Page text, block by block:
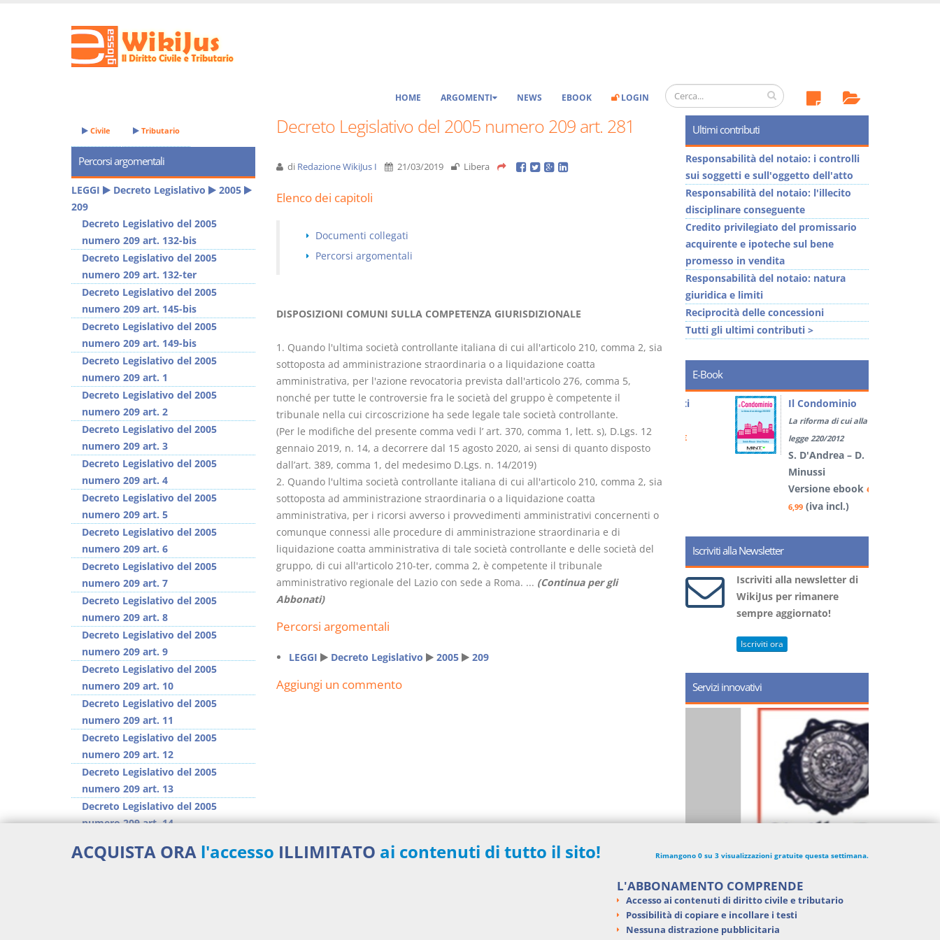
HOME ARGOMENTI NEWS EBOOK LOGIN
Decreto Legislativo del 2005 numero 209 art. 281
di Redazione WikiJus I 21/03/2019 Libera
Elenco dei capitoli
Documenti collegati
Percorsi argomentali
DISPOSIZIONI COMUNI SULLA COMPETENZA GIURISDIZIONALE
1. Quando l'ultima società controllante italiana di cui all'articolo 210, comma 2, sia
sottoposta ad amministrazione straordinaria o a liquidazione coatta
amministrativa, per l'azione revocatoria prevista dall'articolo 276, comma 5,
nonché per tutte le controversie fra le società del gruppo è competente il
tribunale nella cui circoscrizione ha sede legale tale società controllante.
(Per le modifiche del presente comma vedi l’ art. 370, comma 1, lett. s), D.Lgs. 12
gennaio 2019, n. 14, a decorrere dal 15 agosto 2020, ai sensi di quanto disposto
dall’art. 389, comma 1, del medesimo D.Lgs. n. 14/2019)
2. Quando l'ultima società controllante italiana di cui all'articolo 210, comma 2, sia
sottoposta ad amministrazione straordinaria o a liquidazione coatta
amministrativa, per i ricorsi avverso i provvedimenti amministrativi concernenti o
comunque connessi alle procedure di amministrazione straordinaria e di
liquidazione coatta amministrativa di tale società controllante e delle società del
gruppo, di cui all'articolo 210-ter, comma 2, è competente il tribunale
amministrativo regionale del Lazio con sede a Roma. ... (Continua per gli
Abbonati)
Percorsi argomentali
LEGGI Decreto Legislativo 2005 209
Aggiungi un commento
Civile Tributario
Percorsi argomentali
LEGGI Decreto Legislativo
2005
209
Decreto Legislativo del 2005
numero 209 art. 132-bis
Decreto Legislativo del 2005
numero 209 art. 132-ter
Decreto Legislativo del 2005
numero 209 art. 145-bis
Decreto Legislativo del 2005
numero 209 art. 149-bis
Decreto Legislativo del 2005
numero 209 art. 1
Decreto Legislativo del 2005
numero 209 art. 2
Decreto Legislativo del 2005
numero 209 art. 3
Decreto Legislativo del 2005
numero 209 art. 4
Decreto Legislativo del 2005
numero 209 art. 5
Decreto Legislativo del 2005
numero 209 art. 6
Decreto Legislativo del 2005
numero 209 art. 7
Decreto Legislativo del 2005
numero 209 art. 8
Decreto Legislativo del 2005
numero 209 art. 9
Decreto Legislativo del 2005
numero 209 art. 10
Decreto Legislativo del 2005
numero 209 art. 11
Decreto Legislativo del 2005
numero 209 art. 12
Decreto Legislativo del 2005
numero 209 art. 13
Decreto Legislativo del 2005
numero 209 art. 14
numero 209 art. 15
Ultimi contributi
Responsabilità del notaio: i controlli
sui soggetti e sull'oggetto dell'atto
Responsabilità del notaio: l'illecito
disciplinare conseguente
Credito privilegiato del promissario
acquirente e ipoteche sul bene
promesso in vendita
Responsabilità del notaio: natura
giuridica e limiti
Reciprocità delle concessioni
Tutti gli ultimi contributi >
E-Book
Usufrutto Uso e
Versione ebook€
Prescrizione e
decadenza
D. Minussi
Versione ebook€
Rapporto e
relazione giuridica
D. Minussi
Versione ebook €
5,99 (iva incl.)
I Singoli Contratti
D. Minussi
Versione ebook €
5,99 (iva incl.)
Il Condominio
La riforma di cui alla
legge 220/2012
S. D'Andrea – D.
Versione ebook€
(iva incl.)
Iscriviti alla Newsletter
Iscriviti alla newsletter di
WikiJus per rimanere
sempre aggiornato!
Iscriviti ora
Servizi innovativi
ACQUISTA ORA l'accesso ILLIMITATO ai contenuti di tutto il sito! Rimangono 0 su 3 visualizzazioni gratuite questa settimana.
L'ABBONAMENTO COMPRENDE
Accesso ai contenuti di diritto civile e tributario
Possibilità di copiare e incollare i testi
Nessuna distrazione pubblicitaria